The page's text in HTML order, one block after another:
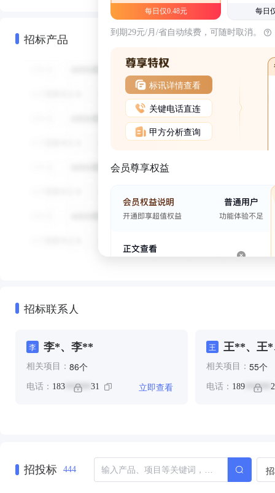
招标产品
每日仅0.48元 每日
到期29元/月/省自动续费，可随时取消。
标讯详情查看
关键电话直连
甲方分析查询
会员尊享权益
招标联系人
李 李*、李**
相关项目： 86个
电话： 183 ****** 31 立即查看
王 王**、王
相关项目： 55个
电话： 189******
招投标 444